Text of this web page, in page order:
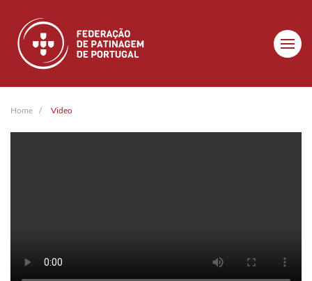
Skip to main content
Home Video